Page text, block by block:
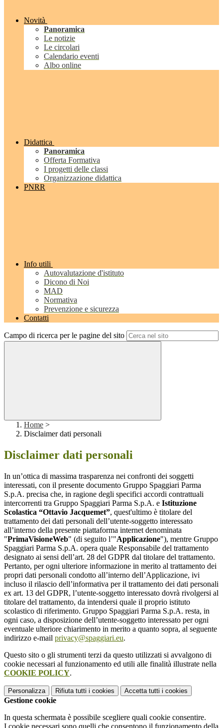
Novità
Panoramica
Le notizie
Le circolari
Calendario eventi
Albo online
Didattica
Panoramica
Offerta Formativa
I progetti delle classi
Organizzazione didattica
PNRR
Info utili
Autovalutazione d'istituto
Dicono di Noi
MAD
Normativa
Prevenzione e sicurezza
Contatti
Campo di ricerca per le pagine del sito
Home >
Disclaimer dati personali
Disclaimer dati personali
In un’ottica di massima trasparenza nei confronti dei soggetti
interessati, con il presente documento Gruppo Spaggiari Parma
S.p.A. precisa che, in ragione degli specifici accordi contrattuali
intercorrenti tra Gruppo Spaggiari Parma S.p.A. e Istituzione
Scolastica “Ottavio Jacquemet”, quest'ultimo è titolare del
trattamento dei dati personali dell’utente-soggetto interessato
all’interno della presente piattaforma internet denominata
"PrimaVisioneWeb" (di seguito l’"Applicazione"), mentre Gruppo
Spaggiari Parma S.p.A. opera quale Responsabile del trattamento
designato ai sensi dell’art. 28 del GDPR dal titolare del trattamento.
Pertanto, per ogni ulteriore informazione in merito al trattamento dei
propri dati personali condotto all’interno dell’Applicazione, ivi
incluso il rilascio dell’informativa per il trattamento dei dati personali
ex art. 13 del GDPR, l’utente-soggetto interessato dovrà rivolgersi al
titolare del trattamento, da intendersi quale il proprio istituto
scolastico di riferimento. Gruppo Spaggiari Parma S.p.A. resta, in
ogni caso, a disposizione dell’utente-soggetto interessato per ogni
eventuale ulteriore chiarimento in merito a quanto sopra, al seguente
indirizzo e-mail privacy@spaggiari.eu.
Questo sito o gli strumenti terzi da questo utilizzati si avvalgono di
cookie necessari al funzionamento ed utili alle finalità illustrate nella
COOKIE POLICY.
Personalizza Rifiuta tutti i cookies Accetta tutti i cookies
Gestione cookie
In questa schermata è possibile scegliere quali cookie consentire.